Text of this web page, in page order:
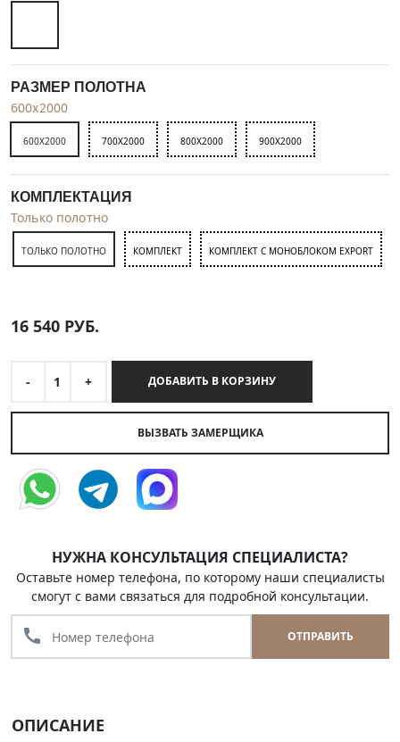
РАЗМЕР ПОЛОТНА
600x2000
600X2000 700X2000 800X2000 900X2000
КОМПЛЕКТАЦИЯ
Только полотно
ТОЛЬКО ПОЛОТНО КОМПЛЕКТ КОМПЛЕКТ С МОНОБЛОКОМ EXPORT
16 540 РУБ.
- 1 + ДОБАВИТЬ В КОРЗИНУ
ВЫЗВАТЬ ЗАМЕРЩИКА
НУЖНА КОНСУЛЬТАЦИЯ СПЕЦИАЛИСТА?
Оставьте номер телефона, по которому наши специалисты
смогут с вами связаться для подробной консультации.
call ОТПРАВИТЬ
ОПИСАНИЕ